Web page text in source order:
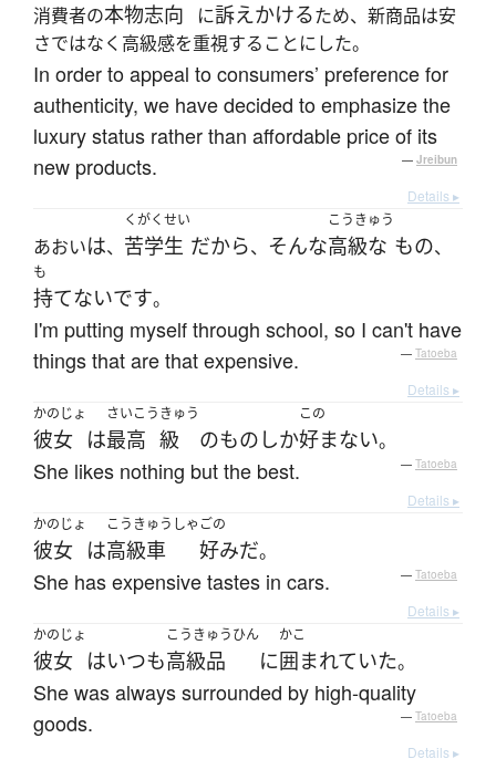
消費者の本物志向 に訴えかけるため、新商品は安
さではなく高級感を重視することにした。
In order to appeal to consumers’ preference for
authenticity, we have decided to emphasize the
luxury status rather than affordable price of its
new products.
— Jreibun
Details ▸
あおいは、
くがくせい
苦学生 だから、 そんな
こうきゅう
高級な もの、
も
持てないです。
I'm putting myself through school, so I can't have
things that are that expensive.
— Tatoeba
Details ▸
かのじょ
彼女 は
さいこう
最高
きゅう
級 のもの しか
この
好まない。
She likes nothing but the best. — Tatoeba
Details ▸
かのじょ
彼女 は
こうきゅうしゃ
高級車
ごの
好みだ。
She has expensive tastes in cars. — Tatoeba
Details ▸
かのじょ
彼女 はいつも
こうきゅうひん
高級品 に
かこ
囲まれていた。
She was always surrounded by high-quality
goods.
— Tatoeba
Details ▸